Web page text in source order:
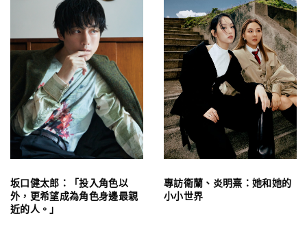
坂口健太郎：「投入角色以
外，更希望成為角色身邊最親
近的人。」
專訪衛蘭、炎明熹：她和她的
小小世界